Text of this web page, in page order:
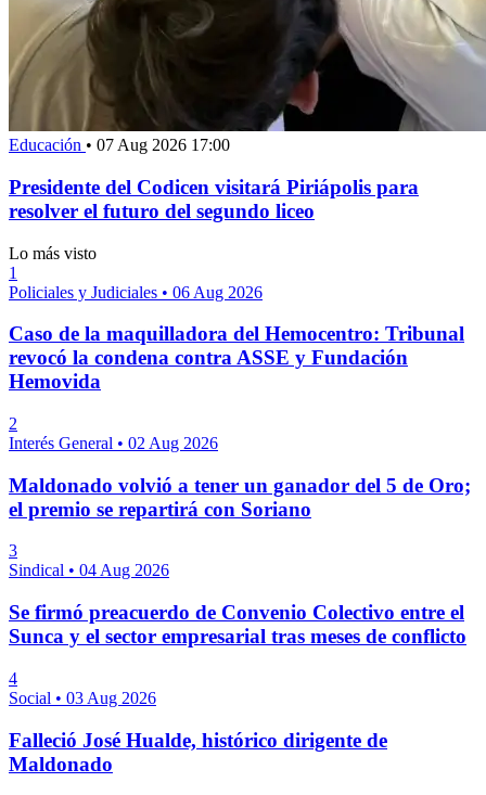
Educación • 07 Aug 2026 17:00
Presidente del Codicen visitará Piriápolis para
resolver el futuro del segundo liceo
Lo más visto
1
Policiales y Judiciales • 06 Aug 2026
Caso de la maquilladora del Hemocentro: Tribunal
revocó la condena contra ASSE y Fundación
Hemovida
2
Interés General • 02 Aug 2026
Maldonado volvió a tener un ganador del 5 de Oro;
el premio se repartirá con Soriano
3
Sindical • 04 Aug 2026
Se firmó preacuerdo de Convenio Colectivo entre el
Sunca y el sector empresarial tras meses de conflicto
4
Social • 03 Aug 2026
Falleció José Hualde, histórico dirigente de
Maldonado